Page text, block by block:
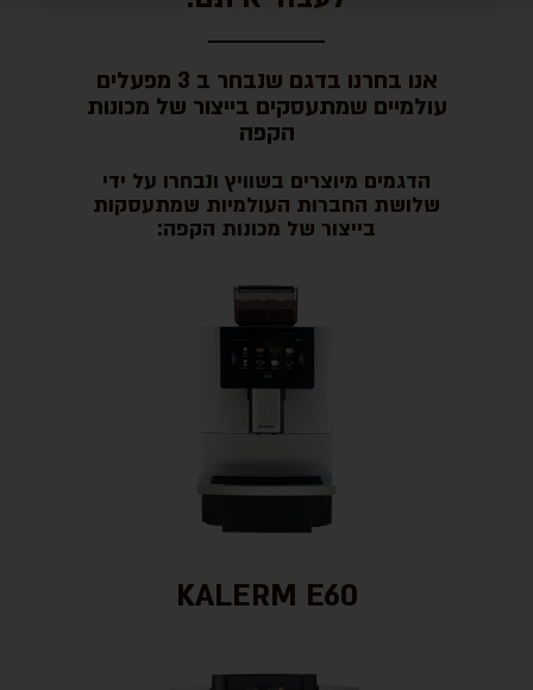
אנו בחרנו בדגם שנבחר ב 3 מפעלים
עולמיים שמתעסקים בייצור של מכונות
הקפה
הדגמים מיוצרים בשוויץ ונבחרו על ידי
שלושת החברות העולמיות שמתעסקות
בייצור של מכונות הקפה:
KALERM E60